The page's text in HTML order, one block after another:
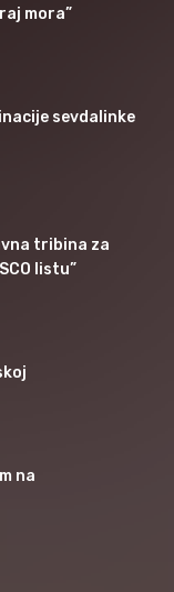
mora”
sevdalinke
tribina za
listu”
na